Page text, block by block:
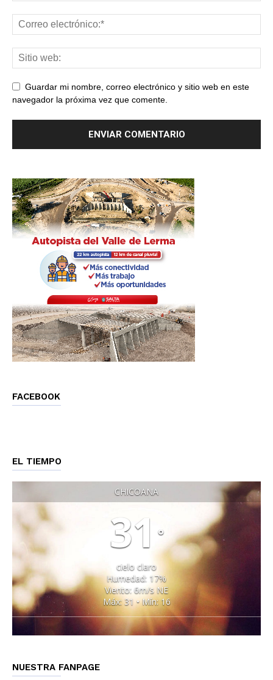
Guardar mi nombre, correo electrónico y sitio web en este
navegador la próxima vez que comente.
FACEBOOK
EL TIEMPO
CHICOANA
31 °
cielo claro
Humedad: 17%
Viento: 6m/s NE
Máx: 31 • Mín: 16
NUESTRA FANPAGE